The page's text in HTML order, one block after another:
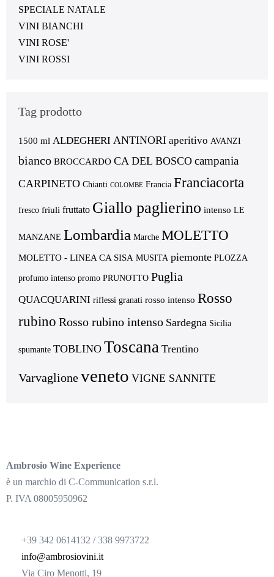
SPECIALE NATALE
VINI BIANCHI
VINI ROSE'
VINI ROSSI
Tag prodotto
1500 ml ALDEGHERI ANTINORI aperitivo AVANZI
bianco BROCCARDO CA DEL BOSCO campania
CARPINETO Chianti COLOMBE Francia Franciacorta
fresco friuli fruttato Giallo paglierino intenso LE
MANZANE Lombardia Marche MOLETTO
MOLETTO - LINEA CA SISA MUSITA piemonte PLOZZA
profumo intenso promo PRUNOTTO Puglia
QUACQUARINI riflessi granati rosso intenso Rosso
rubino Rosso rubino intenso Sardegna Sicilia
spumante TOBLINO Toscana Trentino
Varvaglioneveneto VIGNE SANNITE
Ambrosio Wine Experience
è un marchio di C-Communication s.r.l.
P. IVA 08005950962
+39 342 0614132 / 338 9973722
info@ambrosiovini.it
Via Ciro Menotti, 19